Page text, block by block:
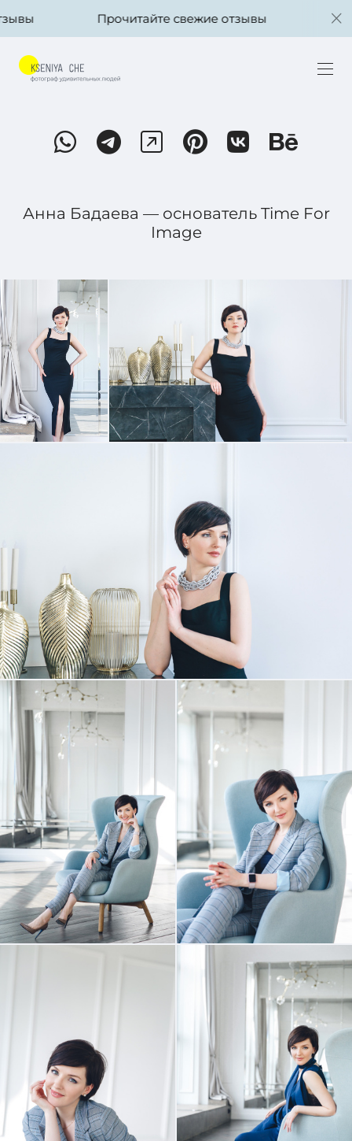
Прочитайте свежие отзывы
Анна Бадаева — основатель Time For
Image